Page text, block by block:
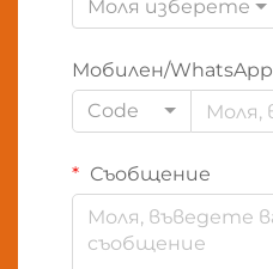
Моля изберете
Мобилен/WhatsApp
Code
Съобщение